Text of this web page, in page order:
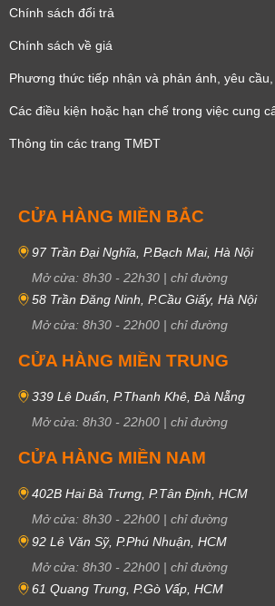
Chính sách đổi trả
Chính sách về giá
Phương thức tiếp nhận và phản ánh, yêu
Các điều kiện hoặc hạn chế trong việc cung
Thông tin các trang TMĐT
CỬA HÀNG MIỀN BẮC
97 Trần Đại Nghĩa, P.Bạch Mai, Hà Nội
Mở cửa: 8h30 - 22h30 | chỉ đường
58 Trần Đăng Ninh, P.Cầu Giấy, Hà Nội
Mở cửa: 8h30 - 22h00 | chỉ đường
CỬA HÀNG MIỀN TRUNG
339 Lê Duẩn, P.Thanh Khê, Đà Nẵng
Mở cửa: 8h30 - 22h00 | chỉ đường
CỬA HÀNG MIỀN NAM
402B Hai Bà Trưng, P.Tân Định, HCM
Mở cửa: 8h30 - 22h00 | chỉ đường
92 Lê Văn Sỹ, P.Phú Nhuận, HCM
Mở cửa: 8h30 - 22h00 | chỉ đường
61 Quang Trung, P.Gò Vấp, HCM